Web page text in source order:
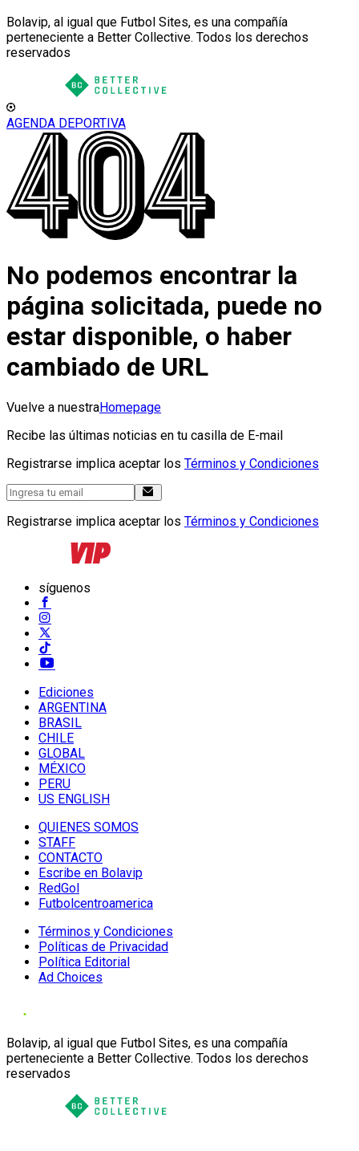
Bolavip, al igual que Futbol Sites, es una compañía
perteneciente a Better Collective. Todos los derechos
reservados
AGENDA DEPORTIVA
No podemos encontrar la
página solicitada, puede no
estar disponible, o haber
cambiado de URL
Vuelve a nuestraHomepage
Recibe las últimas noticias en tu casilla de E-mail
Registrarse implica aceptar los Términos y Condiciones
Registrarse implica aceptar los Términos y Condiciones
síguenos
Ediciones
ARGENTINA
BRASIL
CHILE
GLOBAL
MÉXICO
PERU
US ENGLISH
QUIENES SOMOS
STAFF
CONTACTO
Escribe en Bolavip
RedGol
Futbolcentroamerica
Términos y Condiciones
Políticas de Privacidad
Política Editorial
Ad Choices
Bolavip, al igual que Futbol Sites, es una compañía
perteneciente a Better Collective. Todos los derechos
reservados